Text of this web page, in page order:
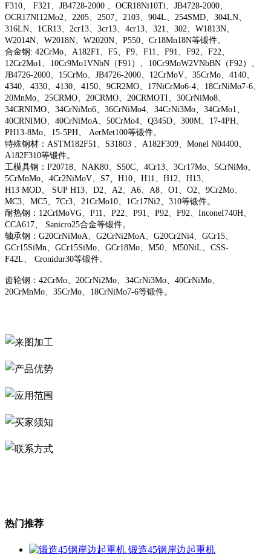
F310、 F321、JB4728-2000 、OCR18Ni10Ti、JB4728-2000、
OCR17NI12Mo2、2205、2507、2103、904L、254SMD、304LN、
316LN、1CR13、2cr13、3cr13、4cr13、321、302、W1813N、
W2014N、W2018N、W2020N、P550、Cr18Mn18N等锻件。
合金钢: 42CrMo、A182F1、F5、F9、F11、F91、F92、F22、
12Cr2Mo1、10Cr9Mo1VNbN（F91）、10Cr9MoW2VNbBN（F92）、
JB4726-2000、15CrMo、JB4726-2000、12CrMoV、35CrMo、4140、
4340、4330、4130、4150、9CR2MO、17NiCrMo6-4、18CrNiMo7-6、
20MnMo、25CRMO、20CRMO、20CRMOTI、30CrNiMo8、
34CRNIMO、34CrNiMo6、36CrNiMo4、34CrNi3Mo、34CrMo1、
40CRNIMO、40CrNiMoA、50CrMo4、Q345D、300M、17-4PH、
PH13-8Mo、15-5PH、 AerMet100等锻件。
特殊钢材：ASTM182F51、S31803 、A182F309、Monel N04400、
A182F310等锻件。
工模具钢：P20718、NAK80、S50C、4Cr13、3Cr17Mo、5CrNiMo、
5CrMnMo、4Cr2NiMoV、S7、H10、H11、H12、H13、
H13 MOD、 SUP H13、D2、A2、A6、A8、O1、O2、9Cr2Mo、
MC3、MC5、7Cr3、21CrMo10、1Cr17Ni2、310等锻件。
耐热钢：12CrlMoVG、P11、P22、P91、P92、F92、InconeI740H、
CCA617、 Sanicro25合金等锻件。
轴承钢：G20CrNiMoA、G2CrNi2MoA、G20Cr2Ni4、GCr15、
GCr15SiMn、GCr15SiMo、GCr18Mo、M50、M50NiL、CSS-
F42L、 Cronidur30等锻件。
齿轮钢：42CrMo、20CrNi2Mo、34CrNi3Mo、40CrNiMo、
20CrMnMo、35CrMo、18CrNiMo7-6等锻件。
热门推荐
锻造45钢岸边起重机